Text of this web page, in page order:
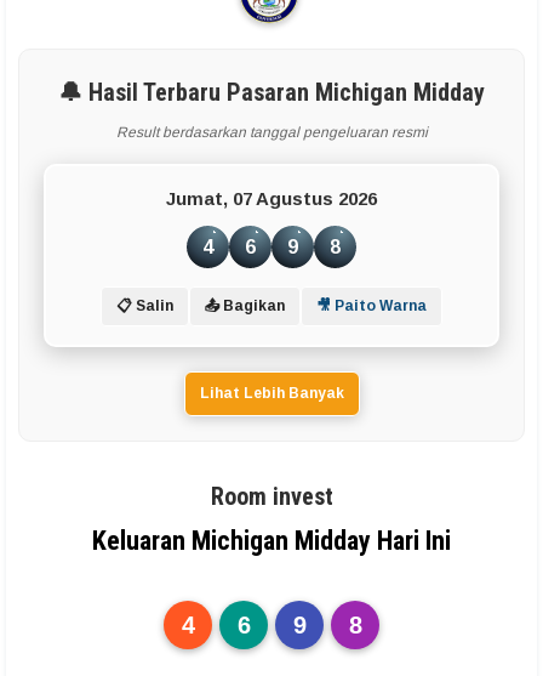
🔔 Hasil Terbaru Pasaran Michigan Midday
Result berdasarkan tanggal pengeluaran resmi
Jumat, 07 Agustus 2026
4 6 9 8
📋 Salin 📤 Bagikan 🎥 Paito Warna
Lihat Lebih Banyak
Room invest
Keluaran Michigan Midday Hari Ini
4 6 9 8